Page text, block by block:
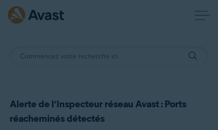
Alerte de l’Inspecteur réseau Avast : Ports
réacheminés détectés